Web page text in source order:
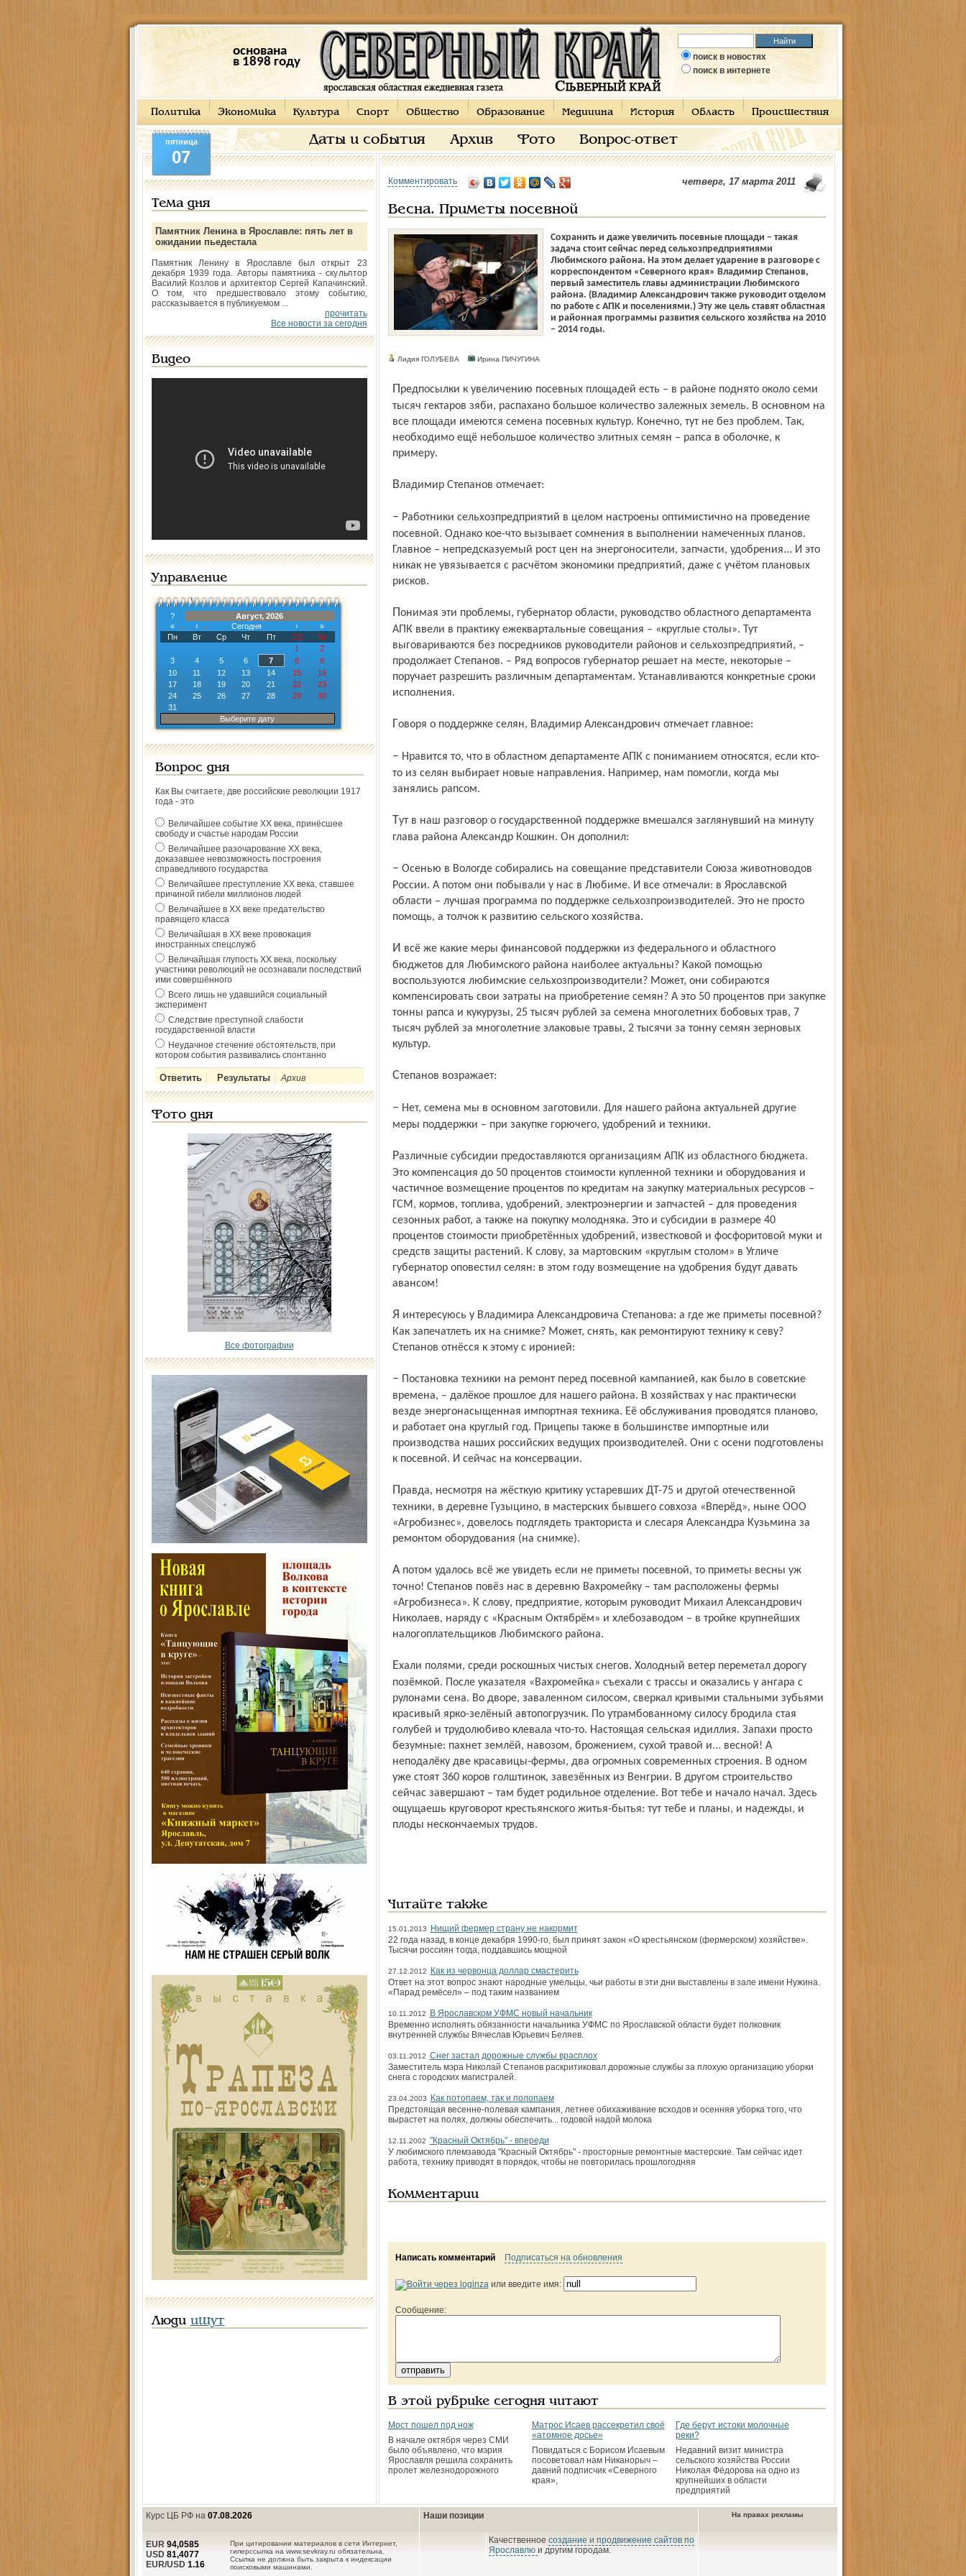
основана
в 1898 году
поиск в новостях
поиск в интернете
Политика Экономика Культура Спорт Общество Образование Медицина История Область Происшествия
Даты и события Архив Фото Вопрос-ответ
пятница
07
Тема дня
Памятник Ленина в Ярославле: пять лет в
ожидании пьедестала
Памятник Ленину в Ярославле был открыт 23
декабря 1939 года. Авторы памятника - скульптор
Василий Козлов и архитектор Сергей Капачинский.
О том, что предшествовало этому событию,
рассказывается в публикуемом ...
прочитать
Все новости за сегодня
Видео
Управление
?
Август, 2026
«
‹ Сегодня ›
»
Пн
Вт Ср Чт Пт Сб
Вс
1
2
3
4 5 6 7 8
9
10
11 12 13 14 15
16
17
18 19 20 21 22
23
24
25 26 27 28 29
30
31
Выберите дату
Вопрос дня
Как Вы считаете, две российские революции 1917
года - это
Величайшее событие ХХ века, принёсшее
свободу и счастье народам России
Величайшее разочарование ХХ века,
доказавшее невозможность построения
справедливого государства
Величайшее преступление ХХ века, ставшее
причиной гибели миллионов людей
Величайшее в ХХ веке предательство
правящего класса
Величайшая в ХХ веке провокация
иностранных спецслужб
Величайшая глупость ХХ века, поскольку
участники революций не осознавали последствий
ими совершённого
Всего лишь не удавшийся социальный
эксперимент
Следствие преступной слабости
государственной власти
Неудачное стечение обстоятельств, при
котором события развивались спонтанно
Архив
Фото дня
Все фотографии
Люди ищут
Комментировать четверг, 17 марта 2011
Весна. Приметы посевной
Сохранить и даже увеличить посевные площади – такая
задача стоит сейчас перед сельхозпредприятиями
Любимского района. На этом делает ударение в разговоре с
корреспондентом «Северного края» Владимир Степанов,
первый заместитель главы администрации Любимского
района. (Владимир Александрович также руководит отделом
по работе с АПК и поселениями.) Эту же цель ставят областная
и районная программы развития сельского хозяйства на 2010
– 2014 годы.
Лидия ГОЛУБЕВА Ирина ПИЧУГИНА
Предпосылки к увеличению посевных площадей есть – в районе поднято около семи
тысяч гектаров зяби, распахано большое количество залежных земель. В основном на
все площади имеются семена посевных культур. Конечно, тут не без проблем. Так,
необходимо ещё небольшое количество элитных семян – рапса в оболочке, к
примеру.
Владимир Степанов отмечает:
– Работники сельхозпред­приятий в целом настроены оптимистично на проведение
посевной. Однако кое-что вызывает сомнения в выполнении намеченных планов.
Главное – непредсказуемый рост цен на энергоносители, зап­части, удобрения... И это
никак не увязывается с расчётом экономики предприятий, даже с учётом плановых
рисков.
Понимая эти проблемы, губернатор области, руководство областного департамента
АПК ввели в практику ежеквартальные совещания – «круглые столы». Тут
выговариваются без посредников руководители районов и сельхозпредприятий, –
продолжает Степанов. – Ряд вопросов губернатор решает на месте, некоторые –
поручает разрешить различным департаментам. Устанавливаются конкретные сроки
исполнения.
Говоря о поддержке селян, Владимир Александрович отмечает главное:
– Нравится то, что в областном департаменте АПК с пониманием относятся, если кто-
то из селян выбирает новые направления. Например, нам помогли, когда мы
занялись рапсом.
Тут в наш разговор о государственной поддержке вмешался заглянувший на минуту
глава района Александр Кошкин. Он дополнил:
– Осенью в Вологде собирались на совещание представители Союза животноводов
России. А потом они побывали у нас в Любиме. И все отмечали: в Ярославской
области – лучшая программа по под­держке сельхозпроизводителей. Это не просто
помощь, а толчок к развитию сельского хозяйства.
И всё же какие меры финансовой поддержки из федерального и областного
бюджетов для Любимского района наиболее актуальны? Какой помощью
воспользуются любимские сельхозпроизводители? Может, они собираются
компенсировать свои затраты на приобретение семян? А это 50 процентов при закупке
тонны рапса и кукурузы, 25 тысяч рублей за семена многолетних бобовых трав, 7
тысяч рублей за многолетние злаковые травы, 2 тысячи за тонну семян зерновых
культур.
Степанов возражает:
– Нет, семена мы в основном заготовили. Для нашего района актуальней другие
меры поддержки – при закупке горючего, удобрений и техники.
Различные субсидии предоставляются организациям АПК из областного бюджета.
Это компенсация до 50 процентов стоимости купленной техники и оборудования и
частичное возмещение процентов по кредитам на закупку материальных ресурсов –
ГСМ, кормов, топлива, удобрений, электроэнергии и запчастей – для проведения
сезонных работ, а также на покупку молодняка. Это и субсидии в размере 40
процентов стоимости приобретённых удобрений, известковой и фосфоритовой муки и
средств защиты растений. К слову, за мартовским «круглым столом» в Угличе
губернатор оповестил селян: в этом году возмещение на удобрения будут давать
авансом!
Я интересуюсь у Владимира Александровича Степанова: а где же приметы посевной?
Как запечатлеть их на снимке? Может, снять, как ремонтируют технику к севу?
Степанов отнёсся к этому с иронией:
– Постановка техники на ремонт перед посевной кампанией, как было в советские
времена, – далёкое прошлое для нашего района. В хозяйствах у нас практически
везде энергонасыщенная импортная техника. Её обслуживания проводятся планово,
и работает она круглый год. Прицепы также в большинстве импортные или
производства наших российских ведущих производителей. Они с осени подготовлены
к посевной. И сейчас на консервации.
Правда, несмотря на жёсткую критику устаревших ДТ-75 и другой отечественной
техники, в деревне Гузыцино, в мастерских бывшего совхоза «Вперёд», ныне ООО
«Агробизнес», довелось подглядеть тракториста и слесаря Александра Кузьмина за
ремонтом оборудования (на снимке).
А потом удалось всё же увидеть если не приметы посевной, то приметы весны уж
точно! Степанов повёз нас в деревню Вахромейку – там расположены фермы
«Агробизнеса». К слову, предприятие, которым руководит Михаил Александрович
Николаев, наряду с «Красным Октябрём» и хлебозаводом – в тройке крупнейших
налогоплательщиков Любимского района.
Ехали полями, среди роскошных чистых снегов. Холодный ветер переметал дорогу
позёмкой. После указателя «Вахромейка» съехали с трассы и оказались у ангара с
рулонами сена. Во дворе, заваленном силосом, сверкал кривыми стальными зубьями
красивый ярко-зелёный автопогрузчик. По утрамбованному силосу бродила стая
голубей и трудолюбиво клевала что-то. Настоящая сельская идиллия. Запахи просто
безумные: пахнет землёй, навозом, брожением, сухой травой и... весной! А
неподалёку две красавицы-фермы, два огромных современных строения. В одном
уже стоят 360 коров голштинок, завезённых из Венгрии. В другом строительство
сейчас завершают – там будет родильное отделение. Вот тебе и начало начал. Здесь
ощущаешь круговорот крестьянского житья-бытья: тут тебе и планы, и надежды, и
плоды нескончаемых трудов.
Читайте также
15.01.2013
Нищий фермер страну не накормит
22 года назад, в конце декабря 1990-го, был принят закон «О кресть­янском (фермерском) хозяйстве».
Тысячи россиян тогда, поддавшись мощной
27.12.2012
Как из червонца доллар смастерить
Ответ на этот вопрос знают народные умельцы, чьи работы в эти дни выставлены в зале имени Нужина.
«Парад ремёсел» – под таким названием
10.11.2012
В Ярославском УФМС новый начальник
Временно исполнять обязанности начальника УФМС по Ярославской области будет полковник
внутренней службы Вячеслав Юрьевич Беляев.
03.11.2012 Снег застал дорожные службы врасплох
Заместитель мэра Николай Степанов раскритиковал дорожные службы за плохую организацию уборки
снега с городских магистралей.
23.04.2003
Как потопаем, так и полопаем
Предстоящая весенне-полевая кампания, летнее обихаживание всходов и осенняя уборка того, что
вырастет на полях, должны обеспечить... годовой надой молока
12.11.2002 "Красный Октябрь" - впереди
У любимского племзавода "Красный Октябрь" - просторные ремонтные мастерские. Там сейчас идет
работа, технику приводят в порядок, чтобы не повторилась прошлогодняя
Комментарии
Написать комментарий Подписаться на обновления
или введите имя:
Сообщение:
В этой рубрике сегодня читают
Мост пошел под нож
В начале октября через СМИ
было объявлено, что мэрия
Ярославля решила сохранить
пролет железнодорожного
Матрос Исаев рассекретил своё
«атомное досье»
Повидаться с Борисом Исаевым
посоветовал нам Никанорыч –
давний подписчик «Северного
края»,
Где берут истоки молочные
реки?
Недавний визит министра
сельского хозяйства России
Николая Фёдорова на одно из
крупнейших в области
предприятий
Курс ЦБ РФ на 07.08.2026
При цитировании материалов в сети Интернет,
гиперссылка на www.sevkray.ru обязательна.
Ссылка не должна быть закрыта к индексации
поисковыми машинами.
EUR 94,0585
USD 81,4077
EUR/USD 1.16
Наши позиции
Качественное создание и продвижение сайтов по
Ярославлю и другим городам.
На правах рекламы